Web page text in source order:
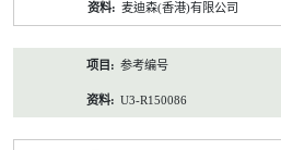
麦迪森(香港)有限公司
参考编号
U3-R150086